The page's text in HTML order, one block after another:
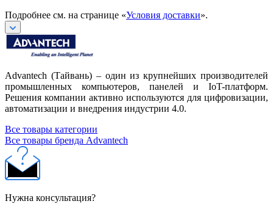
Подробнее см. на странице «Условия доставки».
Advantech (Тайвань) – один из крупнейших производителей
промышленных компьютеров, панелей и IoT-платформ.
Решения компании активно используются для цифровизации,
автоматизации и внедрения индустрии 4.0.
Все товары категории
Все товары бренда Advantech
Нужна консультация?